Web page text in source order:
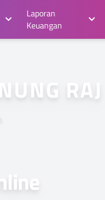
Laporan
Keuangan
RAJA